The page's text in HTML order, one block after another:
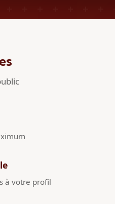
à votre profil